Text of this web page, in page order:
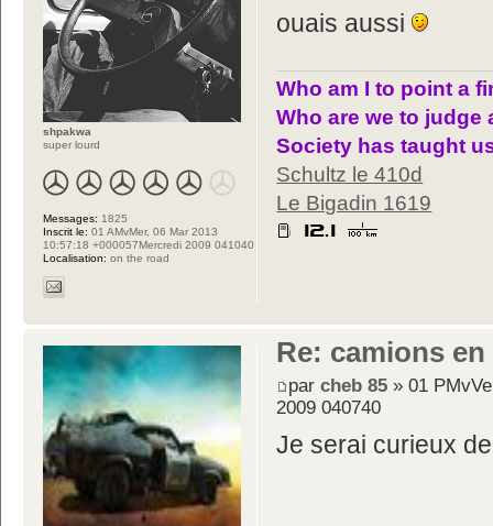
ouais aussi
Who am I to point a
Who are we to judge
Society has taught
Schultz le 410d
Le Bigadin 1619
shpakwa
super lourd
Messages: 1825
Inscrit le: 01 AMvMer, 06 Mar 2013
10:57:18 +000057Mercredi 2009 041040
Localisation: on the road
Re: camions
parcheb 85 » 01
2009 040740
Je serai curieux